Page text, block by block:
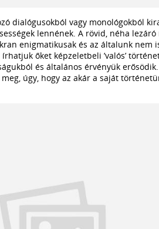
dialógusokból vagy monológokból
lennének. A rövid, néha
enigmatikusak és az általunk nem
őket képzeletbeli ’valós’
és általános érvényük
úgy, hogy az akár a saját